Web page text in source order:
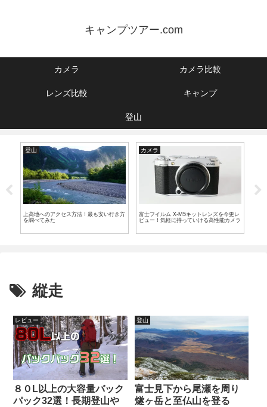
キャンプツアー.com
カメラ カメラ比較
レンズ比較 キャンプ
登山
登山
上高地へのアクセス方法！最も安い行き方
を調べてみた
カメラ
富士フイルム X-M5キットレンズを今更レ
ビュー！気軽に持っていける高性能カメラ
縦走
レビュー
８０L以上の大容量バック
パック32選！長期登山や
登山
富士見下から尾瀬を周り
燧ヶ岳と至仏山を登る